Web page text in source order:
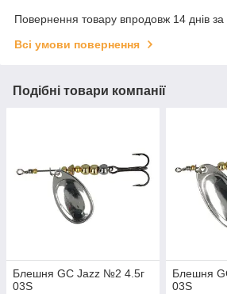
Повернення товару впродовж 14 днів
Всі умови повернення
Подібні товари компанії
Блешня GC Jazz №2 4.5г
03S
Блешня
03S